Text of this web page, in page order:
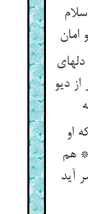
امان‏
دیو
او
هم
آید